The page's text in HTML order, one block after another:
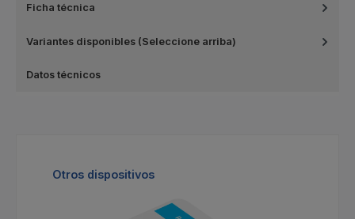
Ficha técnica
Variantes disponibles (Seleccione arriba)
Datos técnicos
Omitir la galería de productos
Otros dispositivos